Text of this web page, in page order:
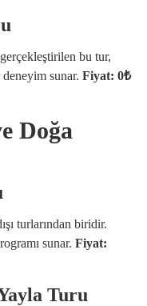
bu tur,
sunar. Fiyat: 0₺
Doğa
turlarından biridir.
sunar. Fiyat:
Turu